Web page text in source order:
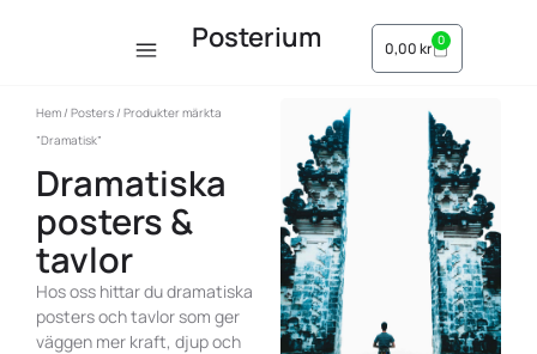
Posterium 0,00kr 0
Hem/ Posters/ Produkter märkta
”Dramatisk”
Dramatiska
posters &
tavlor
Hos oss hittar du dramatiska
posters och tavlor som ger
väggen mer kraft, djup och